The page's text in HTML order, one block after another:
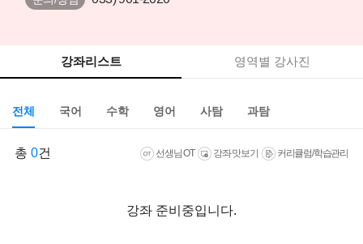
강좌리스트 영역별 강사진
전체 국어 수학 영어 사탐 과탐
총 0건 선생님 OT 강좌 맛보기 커리큘럼/학습관리
강좌 준비중입니다.